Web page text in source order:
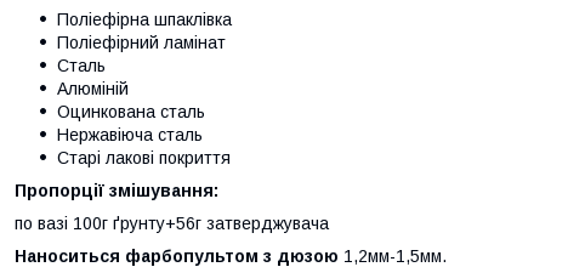
Поліефірна шпаклівка
Поліефірний ламінат
Сталь
Алюміній
Оцинкована сталь
Нержавіюча сталь
Старі лакові покриття
Пропорції змішування:
по вазі 100г ґрунту+56г затверджувача
Наноситься фарбопультом з дюзою 1,2мм-1,5мм.